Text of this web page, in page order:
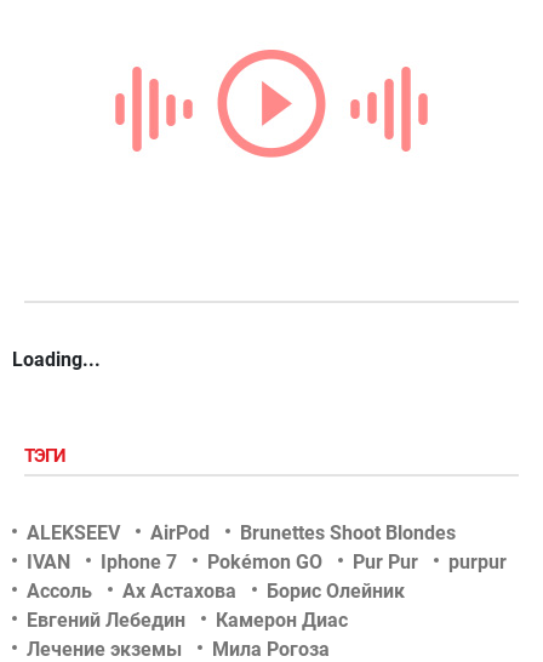
Loading...
ТЭГИ
ALEKSEEV AirPod
Brunettes Shoot Blondes
IVAN
Iphone 7 Pokémon GO Pur Pur
purpur
Ассоль
Ах Астахова
Борис Олейник
Евгений Лебедин
Камерон Диас
Лечение экземы
Мила Рогоза